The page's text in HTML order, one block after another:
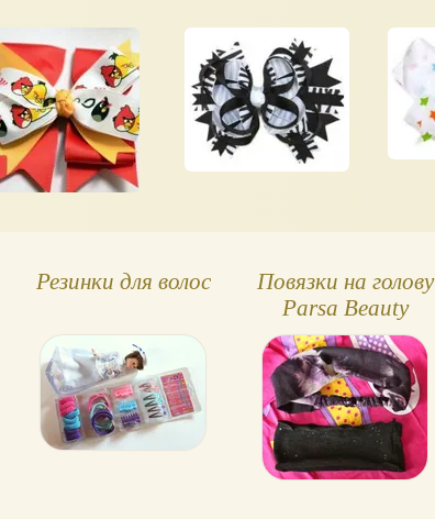
Резинки для волос
Повязки на голову
Parsa Beauty